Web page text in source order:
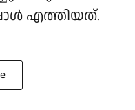
എത്തിയത്.